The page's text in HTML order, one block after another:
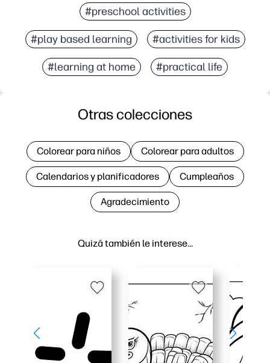
#preschool activities
#play based learning #activities for kids
#learning at home #practical life
Quizá también le interese…
Otras colecciones
Colorear para niños Colorear para adultos
Calendarios y planificadores Cumpleaños
Agradecimiento